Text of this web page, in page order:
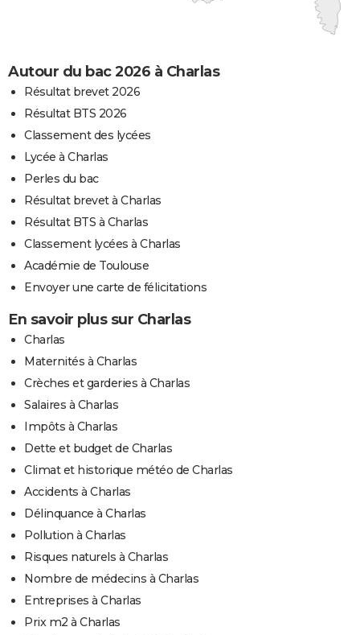
Autour du bac 2026 à Charlas
Résultat brevet 2026
Résultat BTS 2026
Classement des lycées
Lycée à Charlas
Perles du bac
Résultat brevet à Charlas
Résultat BTS à Charlas
Classement lycées à Charlas
Académie de Toulouse
Envoyer une carte de félicitations
En savoir plus sur Charlas
Charlas
Maternités à Charlas
Crèches et garderies à Charlas
Salaires à Charlas
Impôts à Charlas
Dette et budget de Charlas
Climat et historique météo de Charlas
Accidents à Charlas
Délinquance à Charlas
Pollution à Charlas
Risques naturels à Charlas
Nombre de médecins à Charlas
Entreprises à Charlas
Prix m2 à Charlas